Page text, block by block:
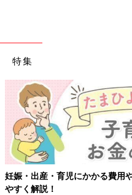
特集
妊娠・出産・育児にかかる費用
やすく解説！